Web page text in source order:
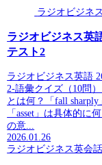
ラジオビジネ
ラジオビジネス英
テスト2
ラジオビジネス英語
2-語彙クイズ（10問）
とは何？「fall
「asset」は具体的に
の意...
2026.01.26
ラジオビジネス英会話